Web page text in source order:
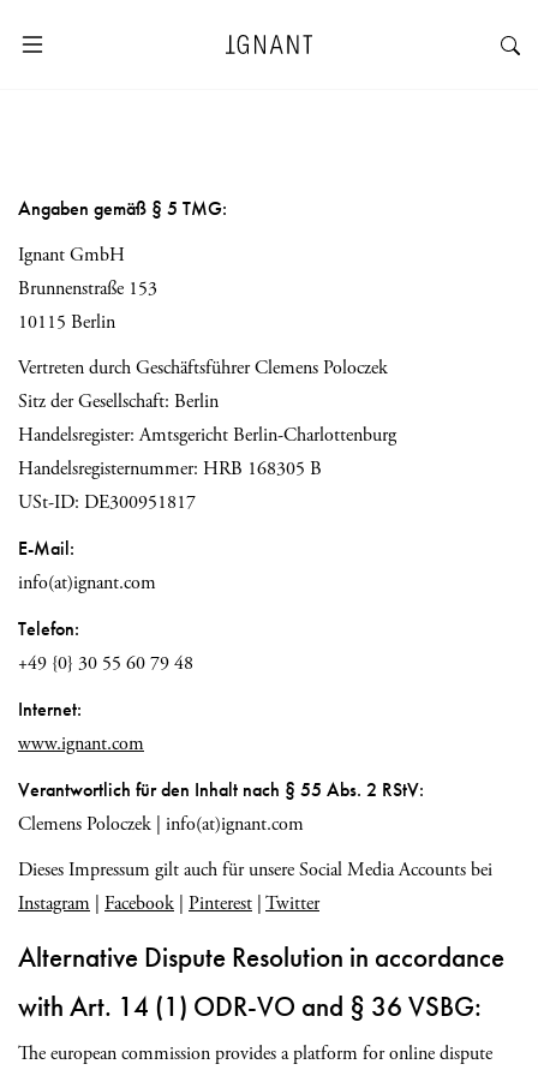
Angaben gemäß § 5 TMG:
Ignant GmbH
Brunnenstraße 153
10115 Berlin
Vertreten durch Geschäftsführer Clemens Poloczek
Sitz der Gesellschaft: Berlin
Handelsregister: Amtsgericht Berlin-Charlottenburg
Handelsregisternummer: HRB 168305 B
USt-ID: DE300951817
E-Mail:
info(at)ignant.com
Telefon:
+49 {0} 30 55 60 79 48
Internet:
www.ignant.com
Verantwortlich für den Inhalt nach § 55 Abs. 2 RStV:
Clemens Poloczek | info(at)ignant.com
Dieses Impressum gilt auch für unsere Social Media Accounts bei
Instagram
Facebook Pinterest Twitter
Alternative Dispute Resolution in accordance
with Art. 14 (1) ODR-VO and § 36 VSBG:
The european commission provides a platform for online dispute